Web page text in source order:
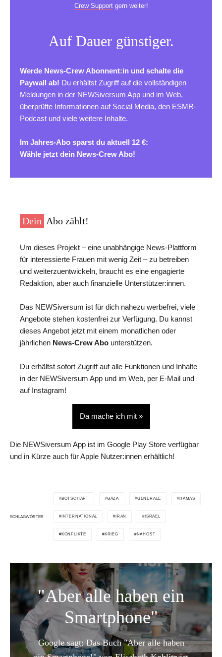
Crew Supportgern weiter!
Auf Dauer günstiger.
Werde News-Crew Abonnent:in und schalte die
Paywall ab! Du erhältst Zugriff auf die vollständigen
Meldungen in der NEWSiversum App und im Web,
überprüfte Informationen auf Social Media, den ESMR-
Podcast und viele weitere Inhalte.
Im Jahres-Abo sparst du aktuell 12 €:
Wähle jetzt dein News-Crew Abo!
Dein Abo zählt!
Um dieses Projekt – eine unabhängige News-Plattform
für interessierte Frauen mit wenig Zeit – zu betreiben
und weiterzuentwickeln, braucht es eine engagierte
Redaktion, aber auch finanzielle Unterstützer:innen.
Das NEWSiversum ist für dich nahezu werbefrei, viele
Angebote stehen kostenfrei zur Verfügung. Du kannst
dieses Angebot jetzt mit einem monatlichen oder
jährlichen News-Crew Abo unterstützen.
Du erhältst sofort Zugriff auf alle Funktionen und Inhalte
in der NEWSiversum App und im Web, per E-Mail und
auf Instagram!
Da mache ich mit »
Die NEWSiversum App ist im Google Play Store verfügbar
und in Kürze auch für Apple Nutzer:innen erhältlich!
SCHLAGWÖRTER
BOTSCHAFT GAZA GENERÄLE HAMAS
INTERNATIONAL IRAN ISRAEL
KONFLIKTE KRIEG NAHOST
"Aber alle haben ein
Smartphone"
Google sagt: Das Buch "Aber alle haben